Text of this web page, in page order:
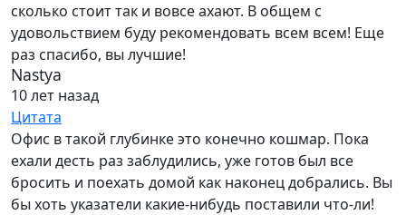
сколько стоит так и вовсе ахают. В общем с
удовольствием буду рекомендовать всем всем! Еще
раз спасибо, вы лучшие!
Nastya
10 лет назад
Цитата
Офис в такой глубинке это конечно кошмар. Пока
ехали десть раз заблудились, уже готов был все
бросить и поехать домой как наконец добрались. Вы
бы хоть указатели какие-нибудь поставили что-ли!